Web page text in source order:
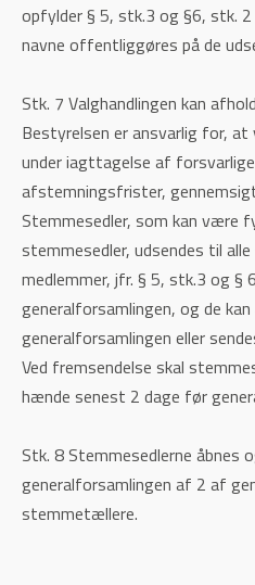
opfylder § 5, stk.3 og §6, stk.
navne offentliggøres på de
Stk. 7 Valghandlingen kan
Bestyrelsen er ansvarlig for,
under iagttagelse af
afstemningsfrister,
Stemmesedler, som kan være
stemmesedler, udsendes til
medlemmer, jfr. § 5, stk.3 og
generalforsamlingen, og de
generalforsamlingen eller
Ved fremsendelse skal
hænde senest 2 dage før
Stk. 8 Stemmesedlerne åbnes
generalforsamlingen af 2 af
stemmetællere.